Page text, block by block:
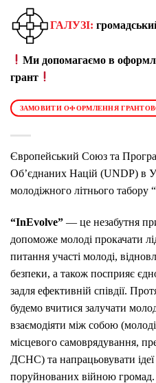
ГАЛУЗІ:
Ми допомагаємо в
грант
ЗАМОВИТИ ОФОРМЛЕННЯ
Європейський Союз та
Об’єднаних Націй (UNDP) в
молодіжного літнього табору
“InEvolve” — це незабутня
допоможе молоді прокачати
питання участі молоді,
безпеки, а також посприяє
задля ефективній співдії.
будемо вчитися залучати
взаємодіяти між собою
місцевого самоврядування,
ДСНС) та напрацьовувати ідеї
поруйнованих війною громад.